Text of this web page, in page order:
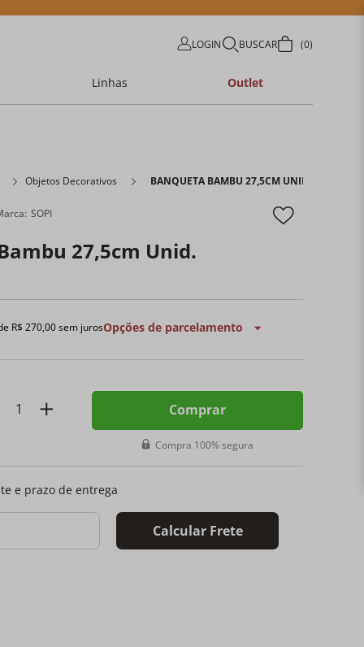
LOGIN BUSCAR 0
Linhas Outlet
Objetos Decorativos BANQUETA BAMBU 27,5CM UNID.
SOPI
27,5cm Unid.
R$ 270,00sem jurosOpções de parcelamento
Comprar
Compra 100% segura
e prazo de entrega
Calcular Frete